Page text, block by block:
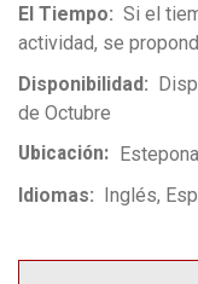
El Tiempo
Si el
actividad, se
Disponibilidad
de Octubre
Ubicación
Estepona
Idiomas
Inglés